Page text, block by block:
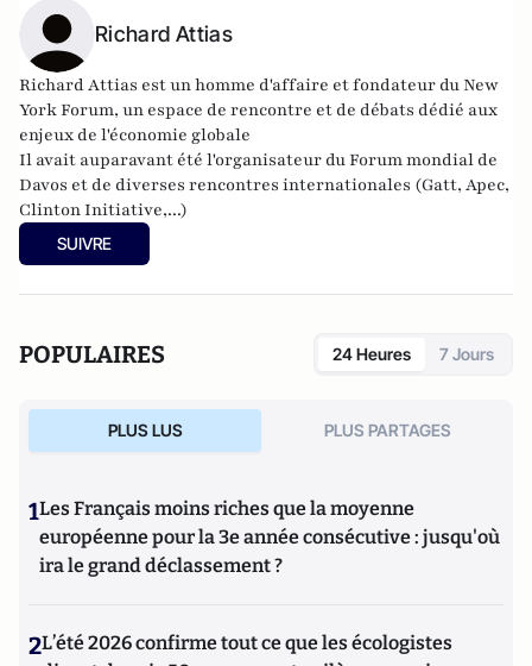
Richard Attias
Richard Attias est un homme d'affaire et fondateur du New
York Forum, un espace de rencontre et de débats dédié aux
enjeux de l'économie globale
Il avait auparavant été l'organisateur du Forum mondial de
Davos et de diverses rencontres internationales (Gatt, Apec,
Clinton Initiative,...)
SUIVRE
POPULAIRES 24 Heures 7 Jours
PLUS LUS PLUS PARTAGES
1Les Français moins riches que la moyenne
européenne pour la 3e année consécutive : jusqu'où
ira le grand déclassement ?
2L’été 2026 confirme tout ce que les écologistes